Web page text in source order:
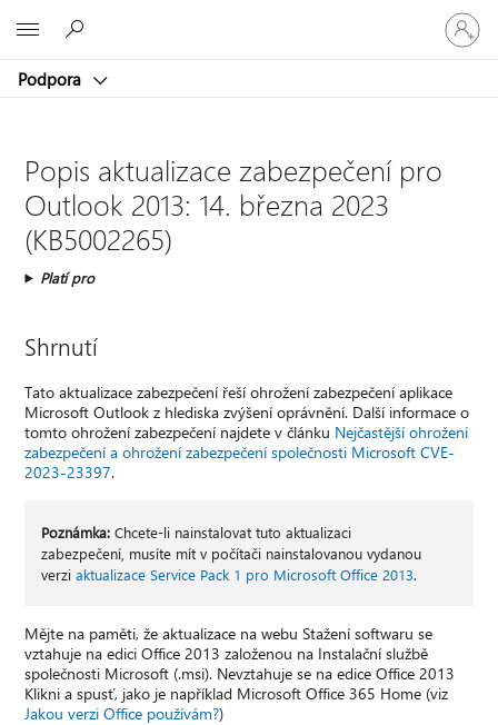
Podpora
Přihlaste
se
ke
účtu
Popis aktualizace zabezpečení pro
Outlook 2013: 14. března 2023
(KB5002265)
Platí pro
Shrnutí
Tato aktualizace zabezpečení řeší ohrožení zabezpečení aplikace
Microsoft Outlook z hlediska zvýšení oprávnění. Další informace o
tomto ohrožení zabezpečení najdete v článku Nejčastější ohrožení
zabezpečení a ohrožení zabezpečení společnosti Microsoft CVE-
2023-23397.
Poznámka: Chcete-li nainstalovat tuto aktualizaci
zabezpečení, musíte mít v počítači nainstalovanou vydanou
verzi aktualizace Service Pack 1 pro Microsoft Office 2013.
Mějte na paměti, že aktualizace na webu Stažení softwaru se
vztahuje na edici Office 2013 založenou na Instalační službě
společnosti Microsoft (.msi). Nevztahuje se na edice Office 2013
Klikni a spusť, jako je například Microsoft Office 365 Home (viz
Jakou verzi Office používám?)